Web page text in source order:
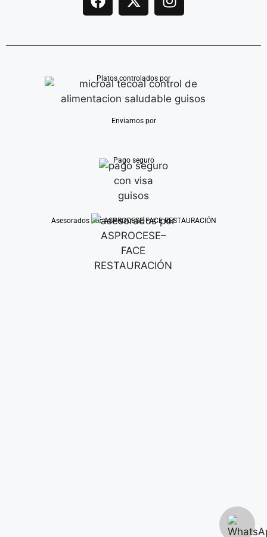
Platos controlados por
Enviamos por
Pago seguro
Asesorados por ASPROCESE-FACE RESTAURACIÓN